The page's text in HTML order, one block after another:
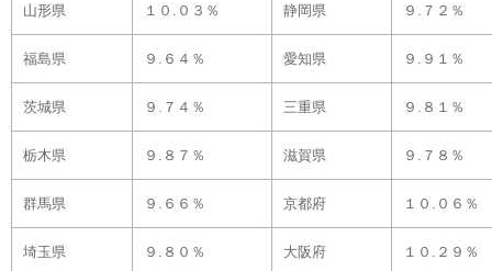
山形県 １０.０３％ 静岡県 ９.７２％
福島県 ９.６４％ 愛知県 ９.９１％
茨城県 ９.７４％ 三重県 ９.８１％
栃木県 ９.８７％ 滋賀県 ９.７８％
群馬県 ９.６６％ 京都府 １０.０６％
埼玉県 ９.８０％ 大阪府 １０.２９％